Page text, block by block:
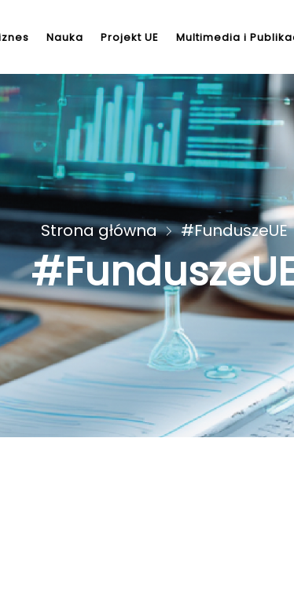
Nauka Projekt UE Multimedia i
Strona główna #FunduszeUE